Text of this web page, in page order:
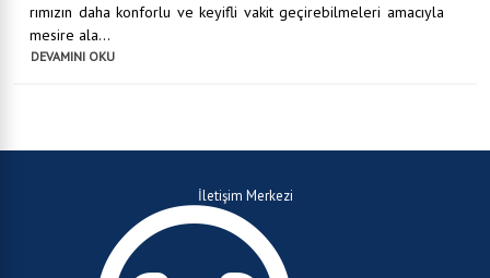
rımızın daha konforlu ve keyifli vakit geçirebilmeleri amacıyla
mesire ala...
DEVAMINI OKU
İletişim Merkezi